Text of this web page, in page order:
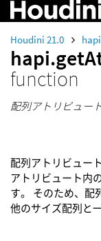
Houdini 21.0 hapi
function
配列アトリビュー
配列アトリビュー
アトリビュート内
す。 そのため、配
他のサイズ配列と